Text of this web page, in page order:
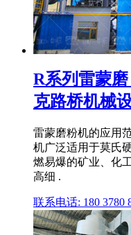
R系列雷蒙
克路桥机械
雷蒙磨粉机的应用
机广泛适用于莫氏
燃易爆的矿业、化
高细 .
联系电话: 180 3780